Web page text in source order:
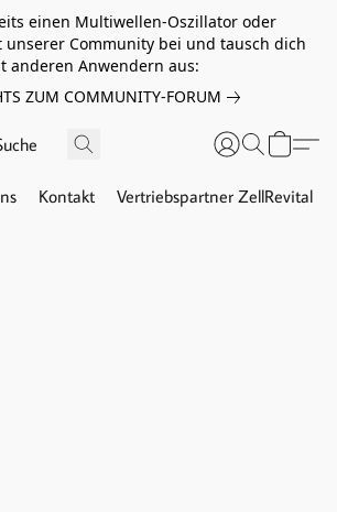
einen Multiwellen-Oszillator oder
unserer Community bei und tausch dich
anderen Anwendern aus:
ZUM COMMUNITY-FORUM
Kontakt Vertriebspartner ZellRevital